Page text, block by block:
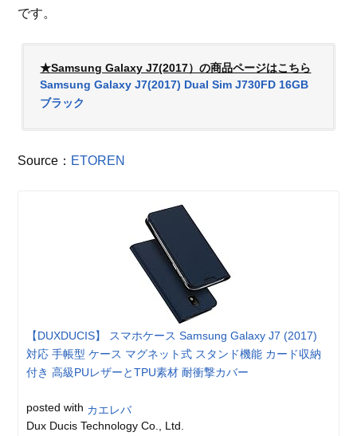
です。
★Samsung Galaxy J7(2017）の商品ページはこちら
Samsung Galaxy J7(2017) Dual Sim J730FD 16GB
ブラック
Source： ETOREN
【DUXDUCIS】 スマホケース Samsung Galaxy J7 (2017)
対応 手帳型 ケース マグネット式 スタンド機能 カード収納
付き 高級PUレザーとTPU素材 耐衝撃カバー
posted with カエレバ
Dux Ducis Technology Co., Ltd.